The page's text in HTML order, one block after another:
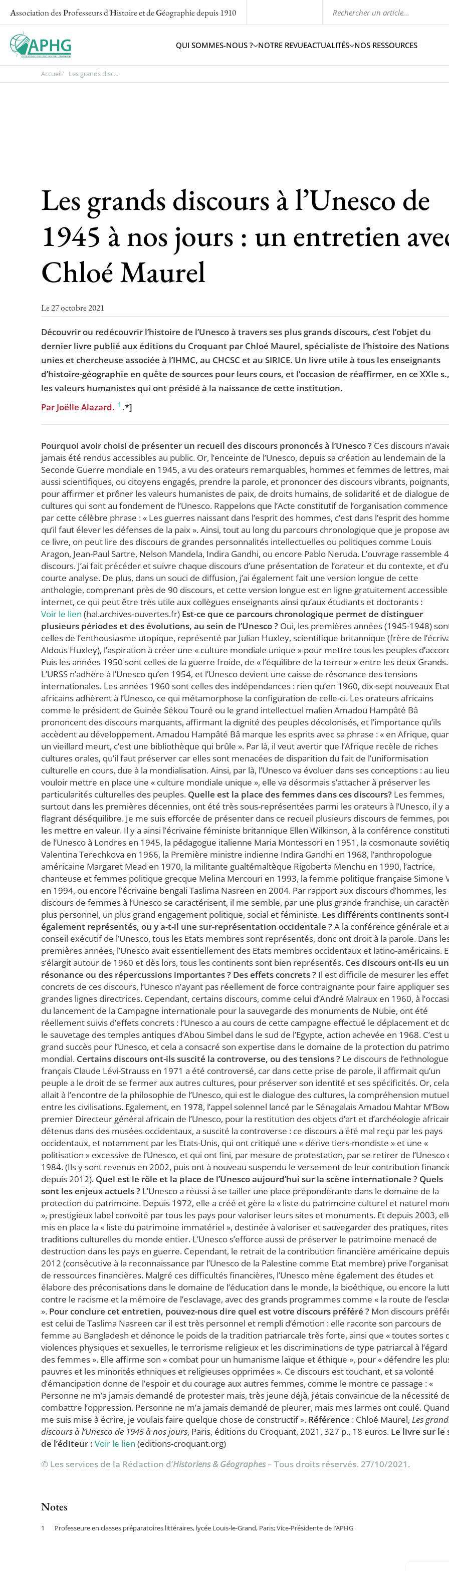
Association desProfesseurs d'Histoire et deGéographiedepuis 1910
QUI SOMMES-NOUS ? NOTRE REVUEACTUALITÉS NOS RESSOURCES
Accueil Les grands disc...
Les grands discours à l’Unesco de
1945 à nos jours : un entretien
Chloé Maurel
Le 27 octobre 2021
Découvrir ou redécouvrir l’histoire de l’Unesco à travers ses plus grands discours, c’est l’objet du
dernier livre publié aux éditions du Croquant par Chloé Maurel, spécialiste de l’histoire des Nations
unies et chercheuse associée à l’IHMC, au CHCSC et au SIRICE. Un livre utile à tous les enseignants
d’histoire-géographie en quête de sources pour leurs cours, et l’occasion de réaffirmer, en ce XXIe s.,
les valeurs humanistes qui ont présidé à la naissance de cette institution.
Par Joëlle Alazard. 1 .*]
Pourquoi avoir choisi de présenter un recueil des discours prononcés à l’Unesco ? Ces discours
jamais été rendus accessibles au public. Or, l’enceinte de l’Unesco, depuis sa création au lendemain de la
Seconde Guerre mondiale en 1945, a vu des orateurs remarquables, hommes et femmes de lettres,
aussi scientifiques, ou citoyens engagés, prendre la parole, et prononcer des discours vibrants, poignants,
pour affirmer et prôner les valeurs humanistes de paix, de droits humains, de solidarité et de dialogue
cultures qui sont au fondement de l’Unesco. Rappelons que l’Acte constitutif de l’organisation commence
par cette célèbre phrase : « Les guerres naissant dans l’esprit des hommes, c’est dans l’esprit des
qu’il faut élever les défenses de la paix ». Ainsi, tout au long du parcours chronologique que je propose
ce livre, on peut lire des discours de grandes personnalités intellectuelles ou politiques comme Louis
Aragon, Jean-Paul Sartre, Nelson Mandela, Indira Gandhi, ou encore Pablo Neruda. L’ouvrage rassemble
discours. J’ai fait précéder et suivre chaque discours d’une présentation de l’orateur et du contexte, et
courte analyse. De plus, dans un souci de diffusion, j’ai également fait une version longue de cette
anthologie, comprenant près de 90 discours, et cette version longue est en ligne gratuitement
internet, ce qui peut être très utile aux collègues enseignants ainsi qu’aux étudiants et doctorants :
Voir le lien (hal.archives-ouvertes.fr) Est-ce que ce parcours chronologique permet de distinguer
plusieurs périodes et des évolutions, au sein de l’Unesco ? Oui, les premières années (1945-1948)
celles de l’enthousiasme utopique, représenté par Julian Huxley, scientifique britannique (frère de
Aldous Huxley), l’aspiration à créer une « culture mondiale unique » pour mettre tous les peuples
Puis les années 1950 sont celles de la guerre froide, de « l’équilibre de la terreur » entre les deux Grands.
L’URSS n’adhère à l’Unesco qu’en 1954, et l’Unesco devient une caisse de résonance des tensions
internationales. Les années 1960 sont celles des indépendances : rien qu’en 1960, dix-sept nouveaux
africains adhèrent à l’Unesco, ce qui métamorphose la configuration de celle-ci. Les orateurs africains
comme le président de Guinée Sékou Touré ou le grand intellectuel malien Amadou Hampâté Bâ
prononcent des discours marquants, affirmant la dignité des peuples décolonisés, et l’importance qu’ils
accèdent au développement. Amadou Hampâté Bâ marque les esprits avec sa phrase : « en Afrique,
un vieillard meurt, c’est une bibliothèque qui brûle ». Par là, il veut avertir que l’Afrique recèle de riches
cultures orales, qu’il faut préserver car elles sont menacées de disparition du fait de l’uniformisation
culturelle en cours, due à la mondialisation. Ainsi, par là, l’Unesco va évoluer dans ses conceptions : au
vouloir mettre en place une « culture mondiale unique », elle va désormais s’attacher à préserver les
particularités culturelles des peuples. Quelle est la place des femmes dans ces discours? Les femmes,
surtout dans les premières décennies, ont été très sous-représentées parmi les orateurs à l’Unesco, il y
flagrant déséquilibre. Je me suis efforcée de présenter dans ce recueil plusieurs discours de femmes,
les mettre en valeur. Il y a ainsi l’écrivaine féministe britannique Ellen Wilkinson, à la conférence
de l’Unesco à Londres en 1945, la pédagogue italienne Maria Montessori en 1951, la cosmonaute
Valentina Terechkova en 1966, la Première ministre indienne Indira Gandhi en 1968, l’anthropologue
américaine Margaret Mead en 1970, la militante gualtémaltèque Rigoberta Menchu en 1990, l’actrice,
chanteuse et femmes politique grecque Melina Mercouri en 1993, la femme politique française Simone
en 1994, ou encore l’écrivaine bengali Taslima Nasreen en 2004. Par rapport aux discours d’hommes, les
discours de femmes à l’Unesco se caractérisent, il me semble, par une plus grande franchise, un
plus personnel, un plus grand engagement politique, social et féministe. Les différents continents sont-
également représentés, ou y a-t-il une sur-représentation occidentale ?A la conférence générale et
conseil exécutif de l’Unesco, tous les Etats membres sont représentés, donc ont droit à la parole. Dans
premières années, l’Unesco avait essentiellement des Etats membres occidentaux et latino-américains.
s’élargit autour de 1960 et dès lors, tous les continents sont bien représentés. Ces discours ont-ils eu
résonance ou des répercussions importantes ? Des effets concrets ? Il est difficile de mesurer les
concrets de ces discours, l’Unesco n’ayant pas réellement de force contraignante pour faire appliquer ses
grandes lignes directrices. Cependant, certains discours, comme celui d’André Malraux en 1960, à
du lancement de la Campagne internationale pour la sauvegarde des monuments de Nubie, ont été
réellement suivis d’effets concrets : l’Unesco a au cours de cette campagne effectué le déplacement et
le sauvetage des temples antiques d’Abou Simbel dans le sud de l’Egypte, action achevée en 1968. C’est
grand succès pour l’Unesco, et cela a consacré son expertise dans le domaine de la protection du
mondial. Certains discours ont-ils suscité la controverse, ou des tensions ? Le discours de l’ethnologue
français Claude Lévi-Strauss en 1971 a été controversé, car dans cette prise de parole, il affirmait qu’un
peuple a le droit de se fermer aux autres cultures, pour préserver son identité et ses spécificités. Or, cela
allait à l’encontre de la philosophie de l’Unesco, qui est le dialogue des cultures, la compréhension
entre les civilisations. Egalement, en 1978, l’appel solennel lancé par le Sénagalais Amadou Mahtar
premier Directeur général africain de l’Unesco, pour la restitution des objets d’art et d’archéologie
détenus dans des musées occidentaux, a suscité la controverse : ce discours a été mal reçu par les pays
occidentaux, et notamment par les Etats-Unis, qui ont critiqué une « dérive tiers-mondiste » et une «
politisation » excessive de l’Unesco, et qui ont fini, par mesure de protestation, par se retirer de l’Unesco
1984. (Ils y sont revenus en 2002, puis ont à nouveau suspendu le versement de leur contribution
depuis 2012). Quel est le rôle et la place de l’Unesco aujourd’hui sur la scène internationale ? Quels
sont les enjeux actuels ? L’Unesco a réussi à se tailler une place prépondérante dans le domaine de la
protection du patrimoine. Depuis 1972, elle a créé et gère la « liste du patrimoine culturel et naturel
», prestigieux label convoité par tous les pays pour valoriser leurs sites et monuments. Et depuis 2003,
mis en place la « liste du patrimoine immatériel », destinée à valoriser et sauvegarder des pratiques,
traditions culturelles du monde entier. L’Unesco s’efforce aussi de préserver le patrimoine menacé de
destruction dans les pays en guerre. Cependant, le retrait de la contribution financière américaine depuis
2012 (consécutive à la reconnaissance par l’Unesco de la Palestine comme Etat membre) prive
de ressources financières. Malgré ces difficultés financières, l’Unesco mène également des études et
élabore des préconisations dans le domaine de l’éducation dans le monde, la bioéthique, ou encore la
contre le racisme et la mémoire de l’esclavage, avec des grands programmes comme « la route de
». Pour conclure cet entretien, pouvez-nous dire quel est votre discours préféré ? Mon discours
est celui de Taslima Nasreen car il est très personnel et rempli d’émotion : elle raconte son parcours de
femme au Bangladesh et dénonce le poids de la tradition patriarcale très forte, ainsi que « toutes sortes
violences physiques et sexuelles, le terrorisme religieux et les discriminations de type patriarcal à l’égard
des femmes ». Elle affirme son « combat pour un humanisme laïque et éthique », pour « défendre les
pauvres et les minorités ethniques et religieuses opprimées ». Ce discours est touchant, et sa volonté
d’émancipation donne de l’espoir et du courage aux autres femmes, comme le montre ce passage : «
Personne ne m’a jamais demandé de protester mais, très jeune déjà, j’étais convaincue de la nécessité
combattre l’oppression. Personne ne m’a jamais demandé de pleurer, mais mes larmes ont coulé.
me suis mise à écrire, je voulais faire quelque chose de constructif ». Référence : Chloé Maurel, Les
discours à l’Unesco de 1945 à nos jours, Paris, éditions du Croquant, 2021, 327 p., 18 euros. Le livre sur le
de l’éditeur : Voir le lien (editions-croquant.org)
© Les services de la Rédaction d’Historiens & Géographes– Tous droits réservés. 27/10/2021.
Notes
Professeure en classes préparatoires littéraires, lycée Louis-le-Grand, Paris; Vice-Présidente de l’APHG